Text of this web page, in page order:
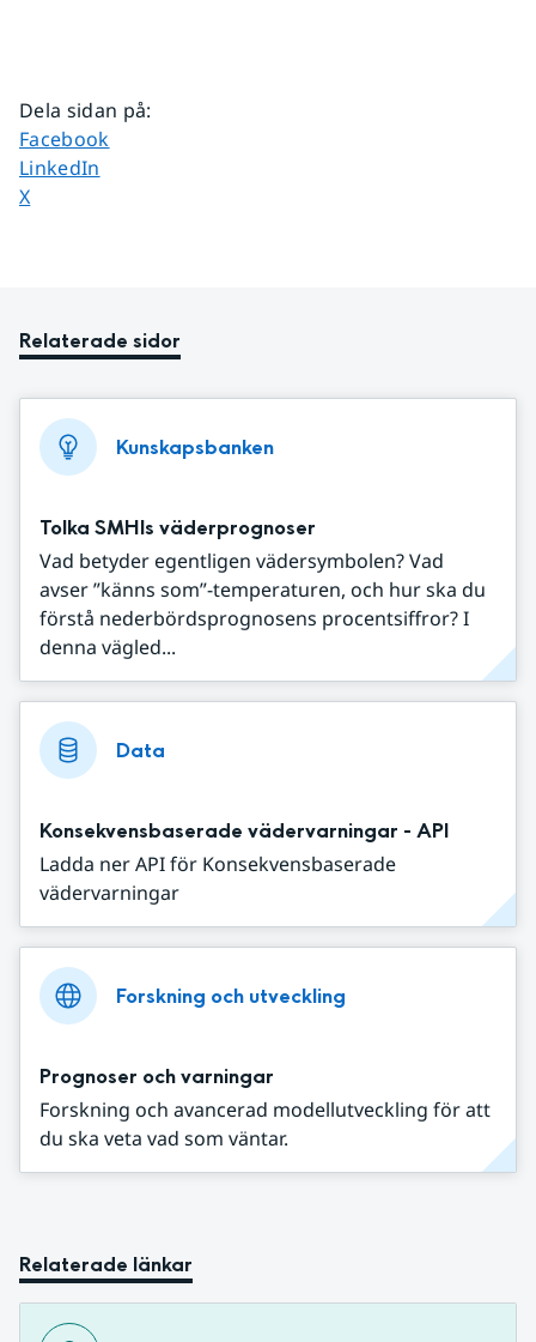
Dela sidan på:
Dela sidan på
Facebook
Dela sidan på
LinkedIn
Dela sidan på
X
Relaterade sidor
Kunskapsbanken
Tolka SMHIs väderprognoser
Vad betyder egentligen vädersymbolen? Vad
avser ”känns som”-temperaturen, och hur ska du
förstå nederbördsprognosens procentsiffror? I
denna vägled...
Data
Konsekvensbaserade vädervarningar - API
Ladda ner API för Konsekvensbaserade
vädervarningar
Forskning och utveckling
Prognoser och varningar
Forskning och avancerad modellutveckling för att
du ska veta vad som väntar.
Relaterade länkar